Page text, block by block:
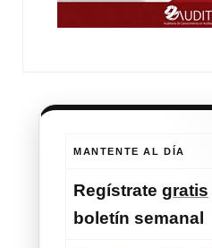
MANTENTE AL DÍA
Regístrate gratis
boletín semanal